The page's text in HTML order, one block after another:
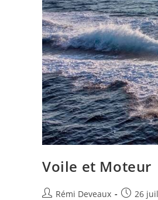
Voile et Moteur
Rémi Deveaux 26